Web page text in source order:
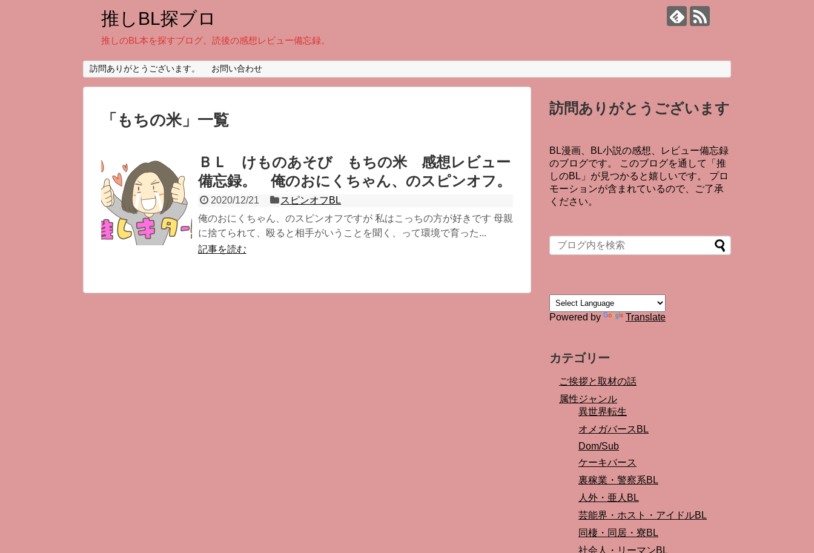
推しBL探ブロ
推しのBL本を探すブログ。読後の感想レビュー備忘録。
訪問ありがとうございます。 お問い合わせ
「 もちの米」 一覧
ＢＬ けものあそび もちの米 感想レビュー
備忘録。 俺のおにくちゃん、のスピンオフ。
2020/12/21
スピンオフBL
俺のおにくちゃん、のスピンオフですが 私はこっちの方が好きです 母親
に捨てられて、殴ると相手がいうことを聞く、って環境で育った...
記事を読む
訪問ありがとうございます
BL漫画、BL小説の感想、レビュー備忘録
のブログです。 このブログを通して「推
しのBL」が見つかると嬉しいです。 プロ
モーションが含まれているので、ご了承
ください。
Powered by Translate
カテゴリー
ご挨拶と取材の話
属性ジャンル
異世界転生
オメガバースBL
Dom/Sub
ケーキバース
裏稼業・警察系BL
人外・亜人BL
芸能界・ホスト・アイドルBL
同棲・同居・寮BL
社会人・リーマンBL